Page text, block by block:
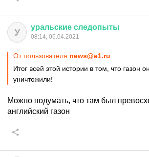
У уральские следопыты
08:14, 06.04.2021
От пользователя news@e1.ru
Итог всей этой истории в том, что газон
уничтожили!
Можно подумать, что там был
английский газон